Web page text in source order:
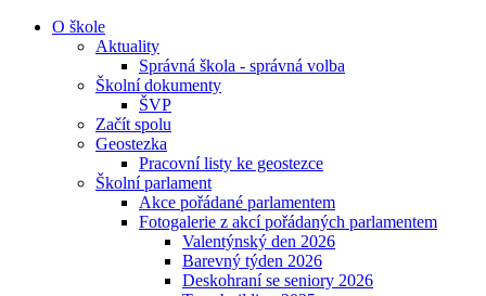
O škole
Aktuality
Správná škola - správná volba
Školní dokumenty
ŠVP
Začít spolu
Geostezka
Pracovní listy ke geostezce
Školní parlament
Akce pořádané parlamentem
Fotogalerie z akcí pořádaných parlamentem
Valentýnský den 2026
Barevný týden 2026
Deskohraní se seniory 2026